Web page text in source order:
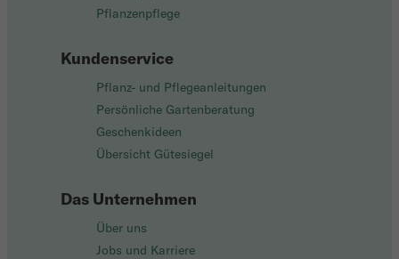
Pflanzenpflege
Kundenservice
Pflanz- und Pflegeanleitungen
Persönliche Gartenberatung
Geschenkideen
Übersicht Gütesiegel
Das Unternehmen
Über uns
Jobs und Karriere